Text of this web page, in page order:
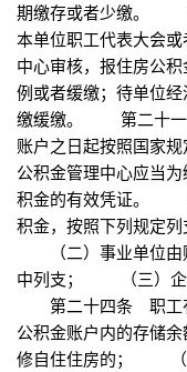
期缴存或者少缴。
本单位职工代表大会
中心审核，报住房公
例或者缓缴；待单位
缴缓缴。 第二十一
账户之日起按照国
公积金管理中心应当
积金的有效凭证。
积金，按照下列规定
（二）事业单位由
中列支； （三）企
第二十四条 职工有
公积金账户内的存储
修自住住房的； （